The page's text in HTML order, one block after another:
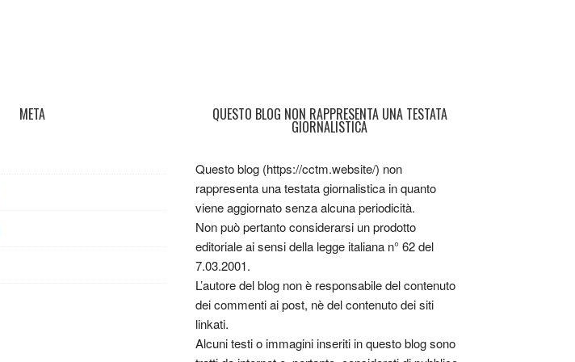
META QUESTO BLOG NON RAPPRESENTA UNA TESTATA
GIORNALISTICA
Questo blog (https://cctm.website/) non
rappresenta una testata giornalistica in quanto
viene aggiornato senza alcuna periodicità.
Non può pertanto considerarsi un prodotto
editoriale ai sensi della legge italiana n° 62 del
7.03.2001.
L’autore del blog non è responsabile del contenuto
dei commenti ai post, nè del contenuto dei siti
linkati.
Alcuni testi o immagini inseriti in questo blog sono